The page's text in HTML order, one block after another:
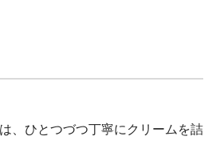
、ひとつづつ丁寧にクリームを詰